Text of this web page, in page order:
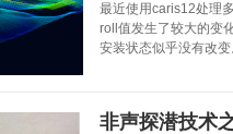
最近使用caris12处理
roll值发生了较大的变
安装状态似乎没有改变
非声探潜技术